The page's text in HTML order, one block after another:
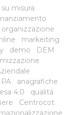
misura
organizzazione
markeiting
demo
DEM
PA
anagrafiche
4.0
qualità
Centrocot